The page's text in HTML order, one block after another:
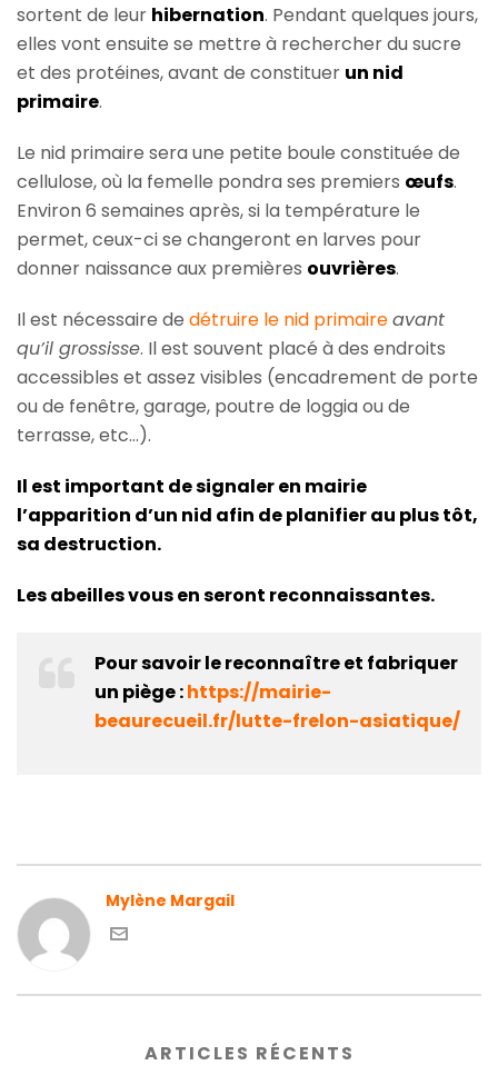
sortent de leur hibernation. Pendant quelques jours,
elles vont ensuite se mettre à rechercher du sucre
et des protéines, avant de constituer un nid
primaire.
Le nid primaire sera une petite boule constituée de
cellulose, où la femelle pondra ses premiers œufs.
Environ 6 semaines après, si la température le
permet, ceux-ci se changeront en larves pour
donner naissance aux premières ouvrières.
Il est nécessaire de détruire le nid primaireavant
qu’il grossisse. Il est souvent placé à des endroits
accessibles et assez visibles (encadrement de porte
ou de fenêtre, garage, poutre de loggia ou de
terrasse, etc…).
Il est important de signaler en mairie
l’apparition d’un nid afin de planifier au plus tôt,
sa destruction.
Les abeilles vous en seront reconnaissantes.
Pour savoir le reconnaître et fabriquer
un piège :https://mairie-
beaurecueil.fr/lutte-frelon-asiatique/
Mylène Margail
ARTICLES RÉCENTS